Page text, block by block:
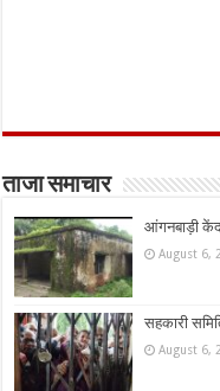
ताजा समाचार
आंगनबाड़ी
August 6,
सहकारी
August 6,